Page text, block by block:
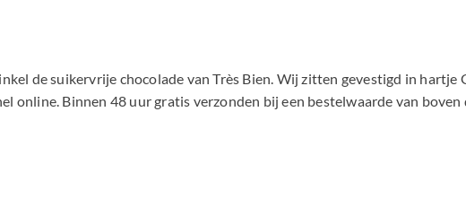
de suikervrije chocolade van Très Bien. Wij zitten gevestigd in
online. Binnen 48 uur gratis verzonden bij een bestelwaarde van boven